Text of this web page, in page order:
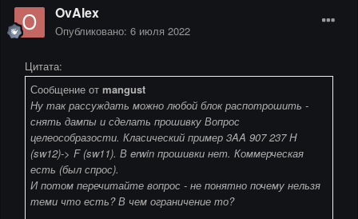
OvAlex
Опубликовано: 6 июля 2022
Цитата:
Сообщение от mangust
Ну так рассуждать можно любой блок распотрошить -
снять дампы и сделать прошивку Вопрос
целеособразости. Класический пример 3AA 907 237 H
(sw12)-> F (sw11). В erwin прошивки нет. Коммерческая
есть (был спрос).
И потом перечитайте вопрос - не понятно почему нельзя
теми что есть? В чем ограничение то?